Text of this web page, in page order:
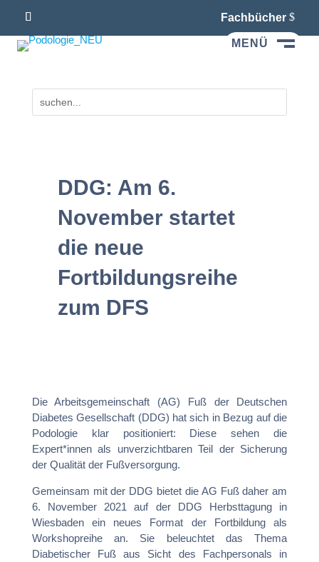
Fachbücher
MENÜ
DDG: Am 6.
November startet
die neue
Fortbildungsreihe
zum DFS
Die Arbeitsgemeinschaft (AG) Fuß der Deutschen
Diabetes Gesellschaft (DDG) hat sich in Bezug auf die
Podologie klar positioniert: Diese sehen die
Expert*innen als unverzichtbaren Teil der Sicherung
der Qualität der Fußversorgung.
Gemeinsam mit der DDG bietet die AG Fuß daher am
6. November 2021 auf der DDG Herbsttagung in
Wiesbaden ein neues Format der Fortbildung als
Workshopreihe an. Sie beleuchtet das Thema
Diabetischer Fuß aus Sicht des Fachpersonals in